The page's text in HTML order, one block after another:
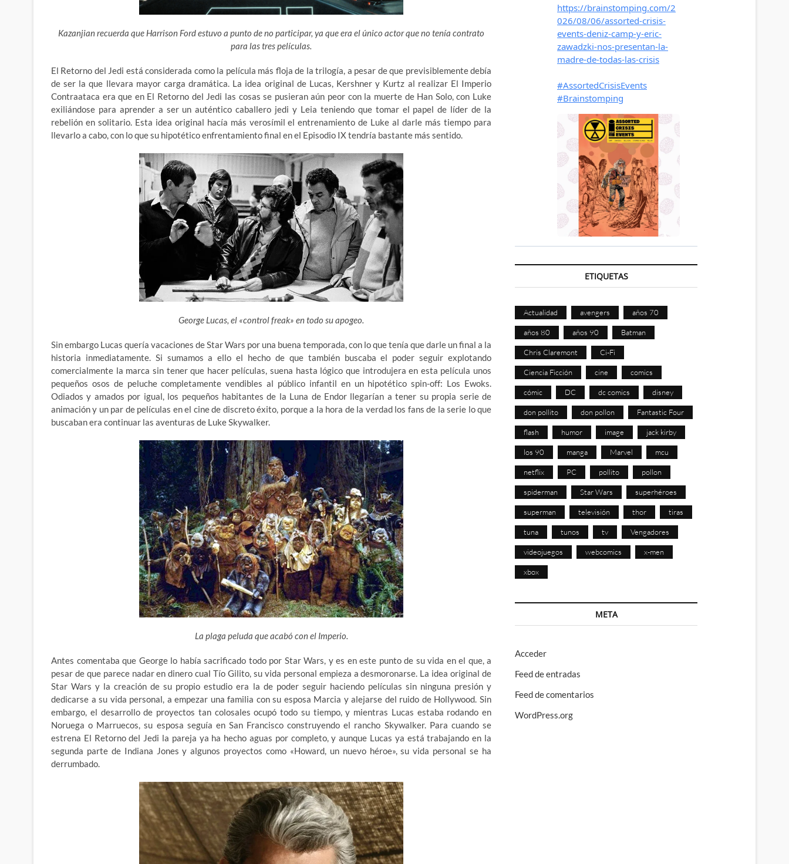
Kazanjian recuerda que Harrison Ford estuvo a punto de no participar, ya que era el único actor que no tenía contrato
para las tres películas.
El Retorno del Jedi está considerada como la película más floja de la trilogía, a pesar de que previsiblemente debía
de ser la que llevara mayor carga dramática. La idea original de Lucas, Kershner y Kurtz al realizar El Imperio
Contraataca era que en El Retorno del Jedi las cosas se pusieran aún peor con la muerte de Han Solo, con Luke
exiliándose para aprender a ser un auténtico caballero jedi y Leia teniendo que tomar el papel de líder de la
rebelión en solitario. Esta idea original hacía más verosímil el entrenamiento de Luke al darle más tiempo para
llevarlo a cabo, con lo que su hipotético enfrentamiento final en el Episodio IX tendría bastante más sentido.
George Lucas, el «control freak» en todo su apogeo.
Sin embargo Lucas quería vacaciones de Star Wars por una buena temporada, con lo que tenía que darle un final a la
historia inmediatamente. Si sumamos a ello el hecho de que también buscaba el poder seguir explotando
comercialmente la marca sin tener que hacer películas, suena hasta lógico que introdujera en esta película unos
pequeños osos de peluche completamente vendibles al público infantil en un hipotético spin-off: Los Ewoks.
Odiados y amados por igual, los pequeños habitantes de la Luna de Endor llegarían a tener su propia serie de
animación y un par de películas en el cine de discreto éxito, porque a la hora de la verdad los fans de la serie lo que
buscaban era continuar las aventuras de Luke Skywalker.
La plaga peluda que acabó con el Imperio.
Antes comentaba que George lo había sacrificado todo por Star Wars, y es en este punto de su vida en el que, a
pesar de que parece nadar en dinero cual Tío Gilito, su vida personal empieza a desmoronarse. La idea original de
Star Wars y la creación de su propio estudio era la de poder seguir haciendo películas sin ninguna presión y
dedicarse a su vida personal, a empezar una familia con su esposa Marcia y alejarse del ruido de Hollywood. Sin
embargo, el desarrollo de proyectos tan colosales ocupó todo su tiempo, y mientras Lucas estaba rodando en
Noruega o Marruecos, su esposa seguía en San Francisco construyendo el rancho Skywalker. Para cuando se
estrena El Retorno del Jedi la pareja ya ha hecho aguas por completo, y aunque Lucas ya está trabajando en la
segunda parte de Indiana Jones y algunos proyectos como «Howard, un nuevo héroe», su vida personal se ha
derrumbado.
ETIQUETAS
Actualidad avengers años 70
años 80 años 90 Batman
Chris Claremont Ci-Fi
Ciencia Ficción cine comics
cómic DC dc comics disney
don pollito don pollon Fantastic Four
flash humor image jack kirby
los 90 manga Marvel mcu
netflix PC pollito pollon
spiderman Star Wars superhéroes
superman televisión thor tiras
tuna tunos tv Vengadores
videojuegos webcomics x-men
xbox
META
Acceder
Feed de entradas
Feed de comentarios
WordPress.org